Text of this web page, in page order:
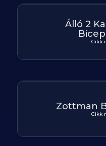
Álló 2
Cikk
Zottman
Cikk